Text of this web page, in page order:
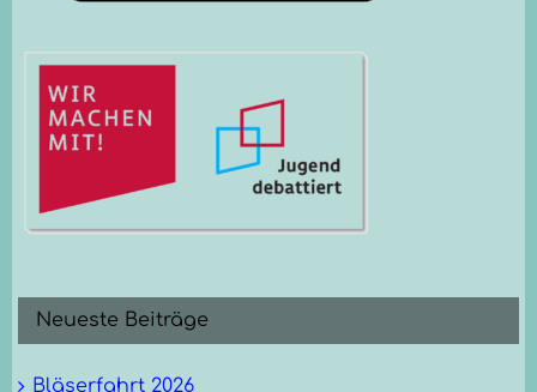
Neueste Beiträge
Bläserfahrt 2026